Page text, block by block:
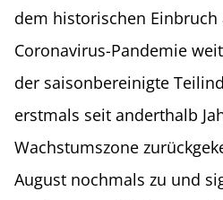
dem historischen
Coronavirus-Pandemie
der saisonbereinigte
erstmals seit anderthalb
Wachstumszone
August nochmals zu und